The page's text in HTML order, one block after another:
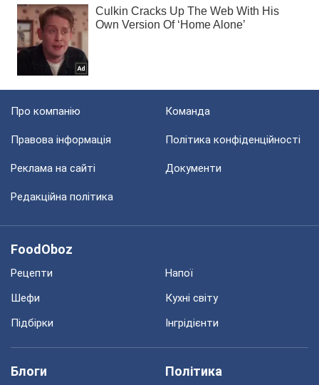
Про компанію Команда
Правова інформація Політика конфіденційності
Реклама на сайті Документи
Редакційна політика
FoodOboz
Рецепти
Напої
Шефи
Кухні світу
Підбірки
Інгрідієнти
Блоги Політика